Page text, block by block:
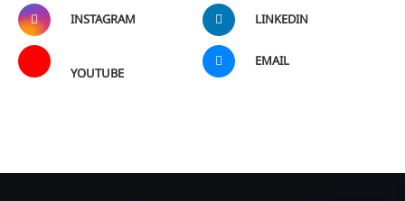
INSTAGRAM LINKEDIN
YOUTUBE
EMAIL